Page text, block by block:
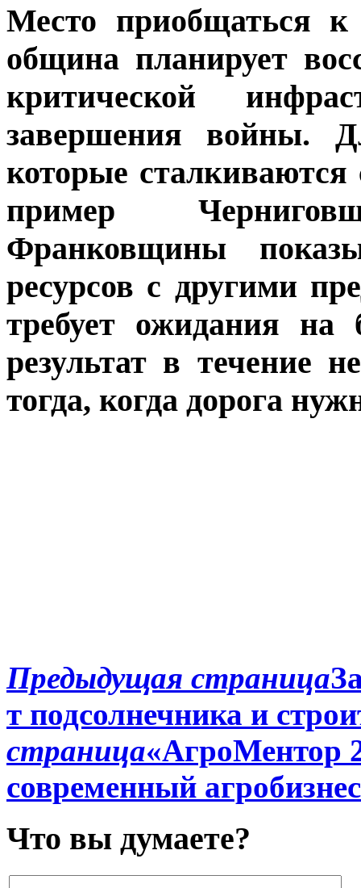
Место приобщаться
община планирует
критической
завершения войны.
которые
пример
Франковщины
ресурсов с другими
требует ожидания
результат в течение
тогда, когда дорога
Предыдущая страница
т подсолнечника и
страница«АгроМентор
современный
Что вы думаете?